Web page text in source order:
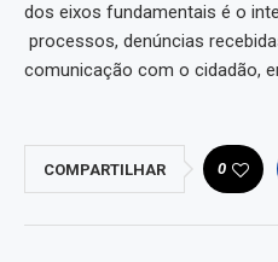
dos eixos fundamentais é o
processos, denúncias
comunicação com o cidadão,
COMPARTILHAR 0